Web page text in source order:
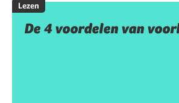
Lezen
De 4 voordelen van